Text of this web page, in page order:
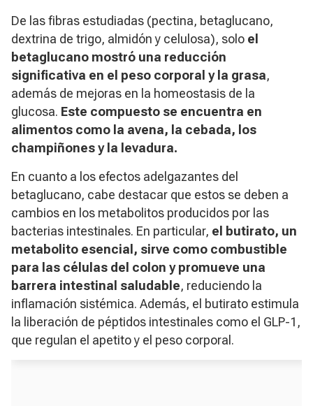
De las fibras estudiadas (pectina, betaglucano,
dextrina de trigo, almidón y celulosa), solo el
betaglucano mostró una reducción
significativa en el peso corporal y la grasa,
además de mejoras en la homeostasis de la
glucosa. Este compuesto se encuentra en
alimentos como la avena, la cebada, los
champiñones y la levadura.
En cuanto a los efectos adelgazantes del
betaglucano, cabe destacar que estos se deben a
cambios en los metabolitos producidos por las
bacterias intestinales. En particular, el butirato, un
metabolito esencial, sirve como combustible
para las células del colon y promueve una
barrera intestinal saludable, reduciendo la
inflamación sistémica. Además, el butirato estimula
la liberación de péptidos intestinales como el GLP-1,
que regulan el apetito y el peso corporal.